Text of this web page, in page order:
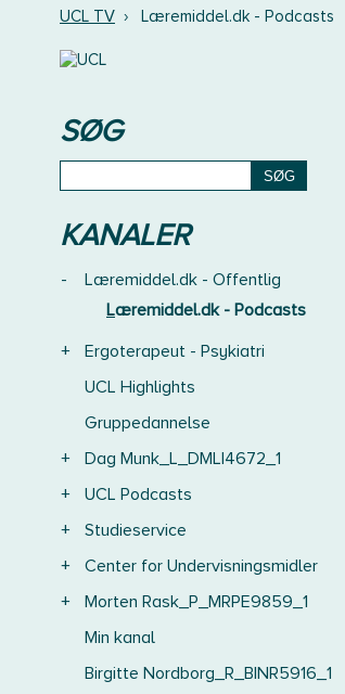
UCL TV › Læremiddel.dk - Podcasts
SØG
KANALER
-
Læremiddel.dk - Offentlig
Læremiddel.dk - Podcasts
+
Ergoterapeut - Psykiatri
UCL Highlights
Gruppedannelse
+
Dag Munk_L_DMLI4672_1
+
UCL Podcasts
+
Studieservice
+
Center for Undervisningsmidler
+
Morten Rask_P_MRPE9859_1
Min kanal
Birgitte Nordborg_R_BINR5916_1